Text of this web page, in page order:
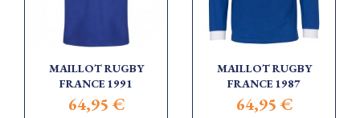
MAILLOT RUGBY
FRANCE 1991
64,95 €
MAILLOT RUGBY
FRANCE 1987
64,95 €